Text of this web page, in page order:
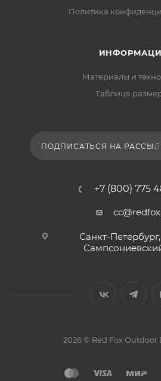
Политика
Материалы и
Таблица
ПОДПИСАТЬСЯ НА
+7 (800) 775
Санкт-
2026 © Red Fox